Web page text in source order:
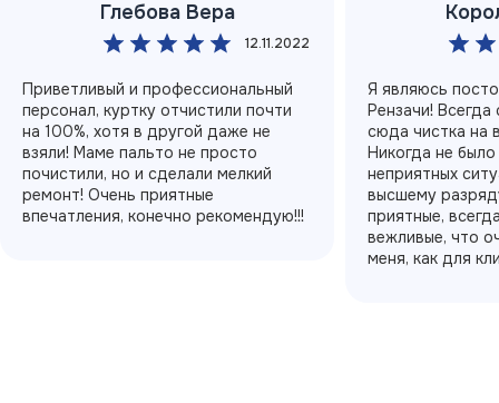
Глебова Вера
12.11.2022
Приветливый и профессиональный
персонал, куртку отчистили почти
на 100%, хотя в другой даже не
взяли! Маме пальто не просто
почистили, но и сделали мелкий
ремонт! Очень приятные
впечатления, конечно рекомендую!!!
Я являюсь
Рензачи!
сюда чистка на
Никогда не
неприятных
высшему
приятные,
вежливые, что
меня, как для